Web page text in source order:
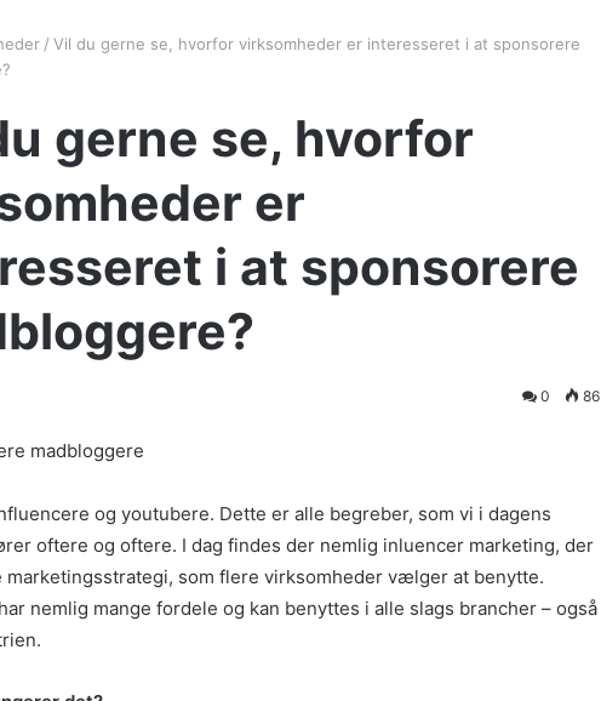
/ Vil du gerne se, hvorfor virksomheder er interesseret i at sponsorere
gerne se, hvorfor
er
i at sponsorere
0 86
og youtubere. Dette er alle begreber, som vi i dagens
oftere og oftere. I dag findes der nemlig inluencer marketing, der
marketingsstrategi, som flere virksomheder vælger at benytte.
nemlig mange fordele og kan benyttes i alle slags brancher – også